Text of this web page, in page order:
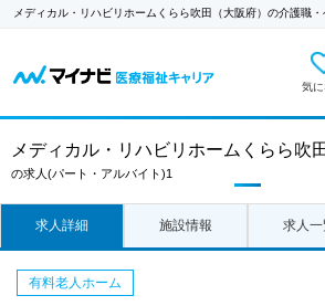
メディカル・リハビリホームくらら吹田（大阪府）の介護職
気
メディカル・リハビリホームくらら吹田
の求人 (パート・アルバイト)1
求人詳細 施設情報 求人
有料老人ホーム